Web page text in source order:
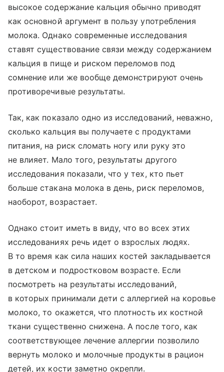
высокое содержание кальция обычно приводят
как основной аргумент в пользу употребления
молока. Однако современные исследования
ставят существование связи между содержанием
кальция в пище и риском переломов под
сомнение или же вообще демонстрируют очень
противоречивые результаты.
Так, как показало одно из исследований, неважно,
сколько кальция вы получаете с продуктами
питания, на риск сломать ногу или руку это
не влияет. Мало того, результаты другого
исследования показали, что у тех, кто пьет
больше стакана молока в день, риск переломов,
наоборот, возрастает.
Однако стоит иметь в виду, что во всех этих
исследованиях речь идет о взрослых людях.
В то время как сила наших костей закладывается
в детском и подростковом возрасте. Если
посмотреть на результаты исследований,
в которых принимали дети с аллергией на коровье
молоко, то окажется, что плотность их костной
ткани существенно снижена. А после того, как
соответствующее лечение аллергии позволило
вернуть молоко и молочные продукты в рацион
детей, их кости заметно окрепли.